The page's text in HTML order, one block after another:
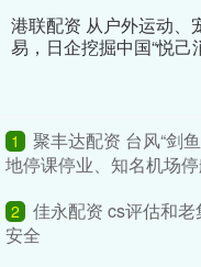
港联配资 从户外运动、
易，日企挖掘中国“悦己
1
聚丰达配资 台风“剑
地停课停业、知名机场
2
佳永配资 cs评估和
安全